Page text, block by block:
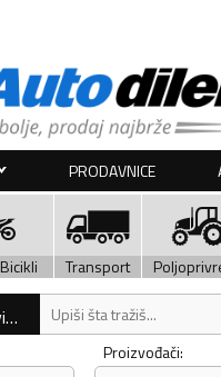
PRODAVNICE
Transport
Automobili u djelovima
Proizvođači: